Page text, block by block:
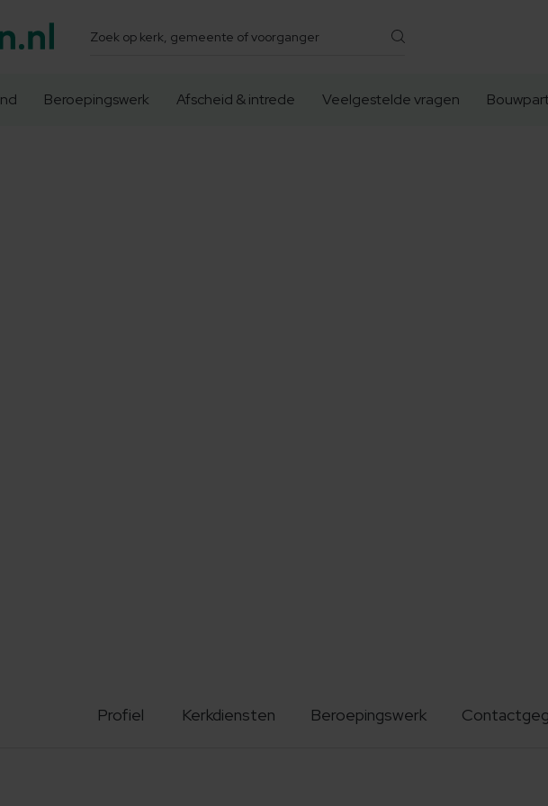
Zoeken
Beroepingswerk Afscheid & intrede Veelgestelde vragen
Profiel Kerkdiensten Beroepingswerk